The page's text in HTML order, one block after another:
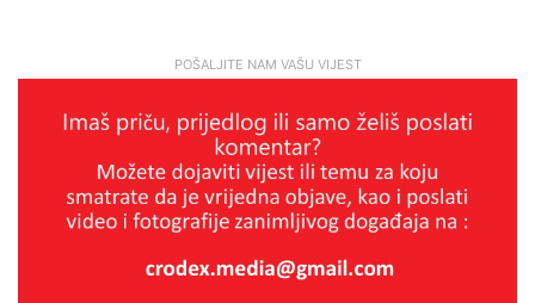
POŠALJITE NAM VAŠU VIJEST